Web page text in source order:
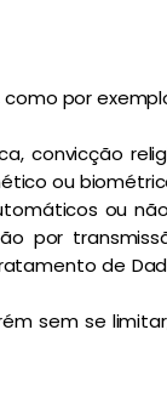
por
convicção
ou
ou
por
de
sem se limitar,